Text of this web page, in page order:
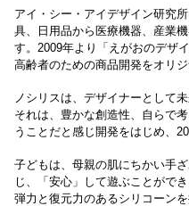
アイ・シー・アイデザイン研究
具、日用品から医療機器、産業
す。2009年より「えがおのデザ
高齢者のための商品開発をオリ
ノシリスは、デザイナーとして
それは、豊かな創造性、自らで
うことだと感じ開発をはじめ、
子どもは、母親の肌にちかい手
じ、「安心」して遊ぶことがで
弾力と復元力のあるシリコーン